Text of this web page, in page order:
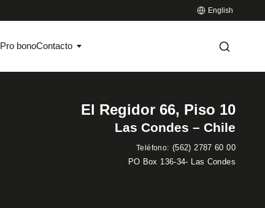
English
Pro bonoContacto
El Regidor 66, Piso 10
Las Condes – Chile
Teléfono: (562) 2787 60 00
PO Box 136-34- Las Condes